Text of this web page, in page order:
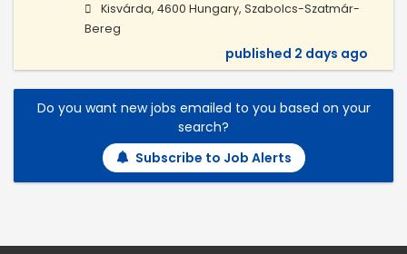
Kisvárda, 4600 Hungary, Szabolcs-Szatmár-
Bereg
published 2 days ago
Do you want new jobs emailed to you based on your
search?
Subscribe to Job Alerts